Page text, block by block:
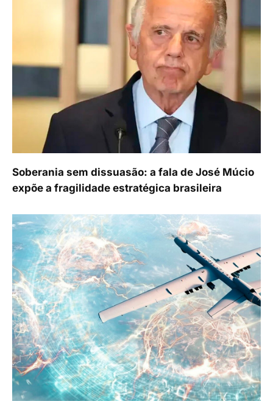
Soberania sem dissuasão: a fala de José Múcio
expõe a fragilidade estratégica brasileira